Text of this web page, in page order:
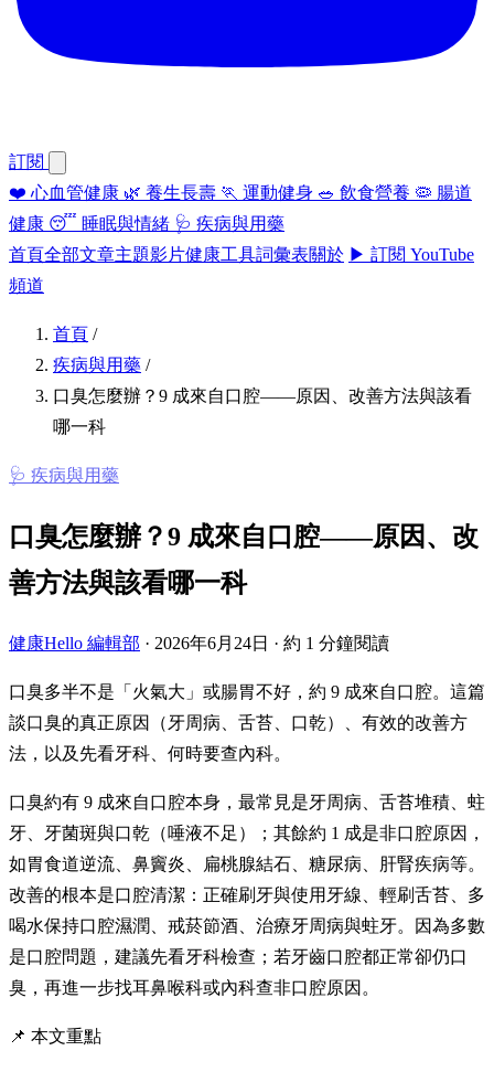
訂閱
❤️ 心血管健康 🌿 養生長壽 🏃 運動健身 🥗 飲食營養 🦠 腸道
健康 😴 睡眠與情緒 🩺 疾病與用藥
首頁全部文章主題影片健康工具詞彙表關於 ▶ 訂閱 YouTube
頻道
首頁 /
疾病與用藥 /
口臭怎麼辦？9 成來自口腔——原因、改善方法與該看
哪一科
🩺 疾病與用藥
口臭怎麼辦？9 成來自口腔——原因、改
善方法與該看哪一科
健康Hello 編輯部 · 2026年6月24日 · 約 1 分鐘閱讀
口臭多半不是「火氣大」或腸胃不好，約 9 成來自口腔。這篇
談口臭的真正原因（牙周病、舌苔、口乾）、有效的改善方
法，以及先看牙科、何時要查內科。
口臭約有 9 成來自口腔本身，最常見是牙周病、舌苔堆積、蛀
牙、牙菌斑與口乾（唾液不足）；其餘約 1 成是非口腔原因，
如胃食道逆流、鼻竇炎、扁桃腺結石、糖尿病、肝腎疾病等。
改善的根本是口腔清潔：正確刷牙與使用牙線、輕刷舌苔、多
喝水保持口腔濕潤、戒菸節酒、治療牙周病與蛀牙。因為多數
是口腔問題，建議先看牙科檢查；若牙齒口腔都正常卻仍口
臭，再進一步找耳鼻喉科或內科查非口腔原因。
📌 本文重點